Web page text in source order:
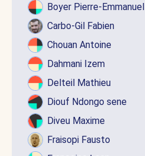
Boyer Pierre-Emmanuel
Carbo-Gil Fabien
Chouan Antoine
Dahmani Izem
Delteil Mathieu
Diouf Ndongo sene
Diveu Maxime
Fraisopi Fausto